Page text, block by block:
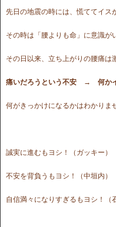
先日の地震の時には、慌ててイス
その時は「腰よりも命」に意識が
その日以来、立ち上がりの腰痛は
痛いだろうという不安 → 何か
何がきっかけになるかはわかりま
誠実に進むもヨシ！（ガッキー）
不安を背負うもヨシ！（中垣内）
自信満々になりすぎるもヨシ！（